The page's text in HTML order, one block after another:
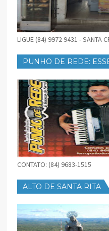
LIGUE (84) 9972 9431 - SANTA
PUNHO DE REDE:
CONTATO: (84) 9683-1515
ALTO DE SANTA RITA